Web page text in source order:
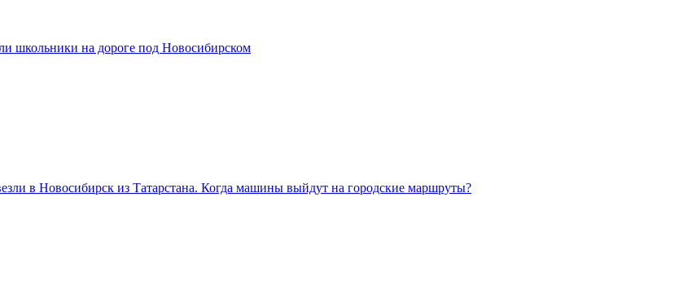
школьники на дороге под Новосибирском
в Новосибирск из Татарстана. Когда машины выйдут на городские маршруты?